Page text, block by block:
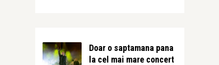
Doar o saptamana pana
la cel mai mare concert